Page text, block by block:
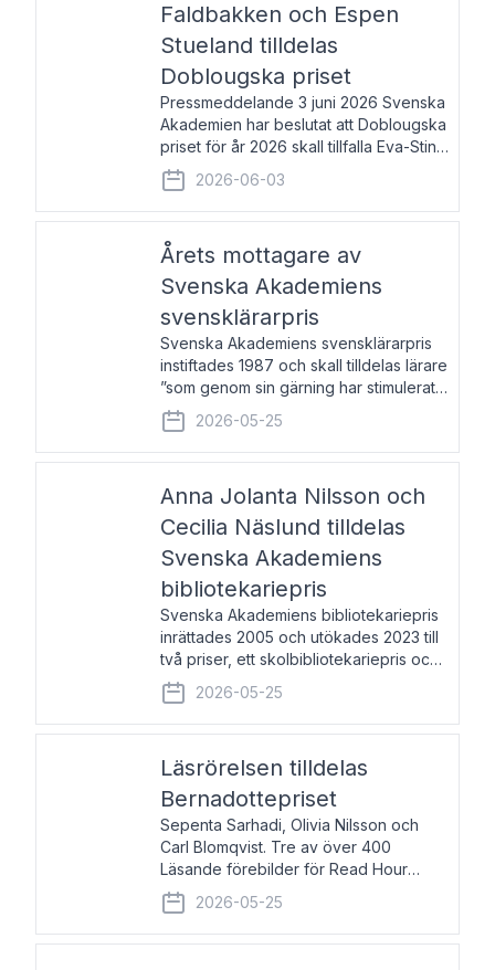
Faldbakken och Espen
Stueland tilldelas
Doblougska priset
Pressmeddelande 3 juni 2026 Svenska
Akademien har beslutat att Doblougska
priset för år 2026 skall tillfalla Eva-Stina
Byggmästar, Magnus Dahlström, Matias
Faldbakken samt Espen Stueland.
Prisbeloppet är 200 000 svenska
2026-06-03
Årets mottagare av
Svenska Akademiens
svensklärarpris
Svenska Akademiens svensklärarpris
instiftades 1987 och skall tilldelas lärare
”som genom sin gärning har stimulerat
intresset hos unga människor för
svenska språket och litteraturen”.
Prisutdelning och samtal med
2026-05-25
Anna Jolanta Nilsson och
Cecilia Näslund tilldelas
Svenska Akademiens
bibliotekariepris
Svenska Akademiens bibliotekariepris
inrättades 2005 och utökades 2023 till
två priser, ett skolbibliotekariepris och
ett folkbibliotekariepris. Priserna skall
tilldelas bibliotekarier vid svenska folk-
och skolbibliotek som gjort värdefull
2026-05-25
Läsrörelsen tilldelas
Bernadottepriset
Sepenta Sarhadi, Olivia Nilsson och
Carl Blomqvist. Tre av över 400
Läsande förebilder för Read Hour
Sverige. Foto: Michael Wall. Den ideella
föreningen Läsrörelsen tilldelas
Bernadottepriset 2026 för att den
2026-05-25